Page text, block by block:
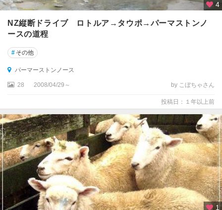
国
公
園
周
辺
ン
ー
カ
ー
ギ
ル
ウ
ス
ト
4
NZ縦断ドライブ ロトルア→タウポ→パーマストンノ
ースの道程
# その他
パーマーストンノース
28 2008/04/29～ by こぼちゃさん
投稿日：１年以上前
1